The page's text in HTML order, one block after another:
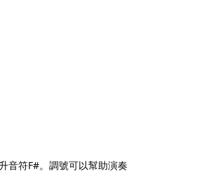
音符F#。調號可以幫助演奏